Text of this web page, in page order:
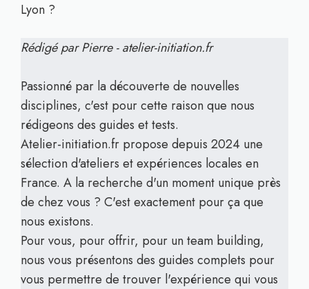
Lyon ?
Rédigé par Pierre - atelier-initiation.fr
Passionné par la découverte de nouvelles
disciplines, c'est pour cette raison que nous
rédigeons des guides et tests.
Atelier-initiation.fr propose depuis 2024 une
sélection d'ateliers et expériences locales en
France. A la recherche d'un moment unique près
de chez vous ? C'est exactement pour ça que
nous existons.
Pour vous, pour offrir, pour un team building,
nous vous présentons des guides complets pour
vous permettre de trouver l'expérience qui vous